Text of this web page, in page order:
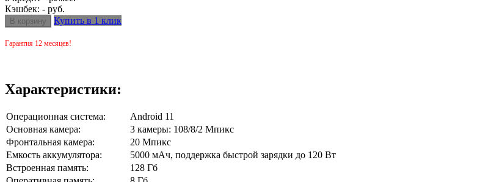
Кэшбек: - руб.
Купить в 1 клик
Гарантия 12 месяцев!
Характеристики:
Операционная система:
Android 11
Основная камера:
3 камеры: 108/8/2 Мпикс
Фронтальная камера:
20 Мпикс
Емкость аккумулятора:
5000 мАч, поддержка быстрой зарядки до 120 Вт
Встроенная память:
128 Гб